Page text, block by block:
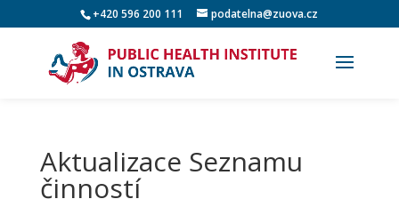
+420 596 200 111 podatelna@zuova.cz
Aktualizace Seznamu
činností